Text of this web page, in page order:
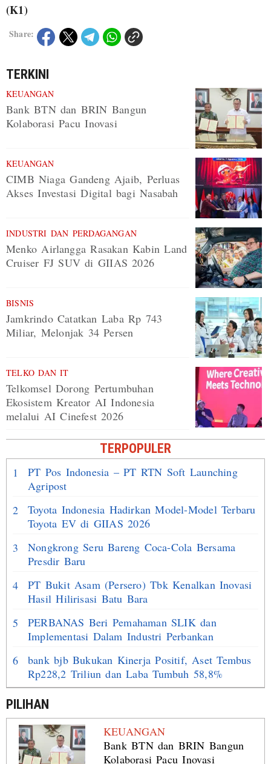
(K1)
Share:
TERKINI
KEUANGAN
Bank BTN dan BRIN Bangun
Kolaborasi Pacu Inovasi
KEUANGAN
CIMB Niaga Gandeng Ajaib, Perluas
Akses Investasi Digital bagi Nasabah
INDUSTRI DAN PERDAGANGAN
Menko Airlangga Rasakan Kabin Land
Cruiser FJ SUV di GIIAS 2026
BISNIS
Jamkrindo Catatkan Laba Rp 743
Miliar, Melonjak 34 Persen
TELKO DAN IT
Telkomsel Dorong Pertumbuhan
Ekosistem Kreator AI Indonesia
melalui AI Cinefest 2026
TERPOPULER
1
PT Pos Indonesia – PT RTN Soft Launching
Agripost
2
Toyota Indonesia Hadirkan Model-Model Terbaru
Toyota EV di GIIAS 2026
3
Nongkrong Seru Bareng Coca-Cola Bersama
Presdir Baru
4
PT Bukit Asam (Persero) Tbk Kenalkan Inovasi
Hasil Hilirisasi Batu Bara
5
PERBANAS Beri Pemahaman SLIK dan
Implementasi Dalam Industri Perbankan
6
bank bjb Bukukan Kinerja Positif, Aset Tembus
Rp228,2 Triliun dan Laba Tumbuh 58,8%
PILIHAN
KEUANGAN
Bank BTN dan BRIN Bangun
Kolaborasi Pacu Inovasi